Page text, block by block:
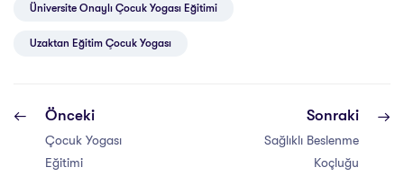
Üniversite Onaylı Çocuk Yogası Eğitimi
Uzaktan Eğitim Çocuk Yogası
Önceki
Çocuk Yogası
Eğitimi
Sonraki
Sağlıklı Beslenme
Koçluğu